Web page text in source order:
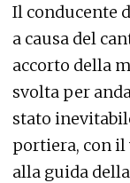
Il conducente
a causa del
accorto della
svolta per
stato
portiera, con il
alla guida